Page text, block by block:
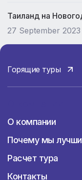
Таиланд на
27 September 2023
Горящие туры
О компании
Почему мы
Расчет тура
Контакты